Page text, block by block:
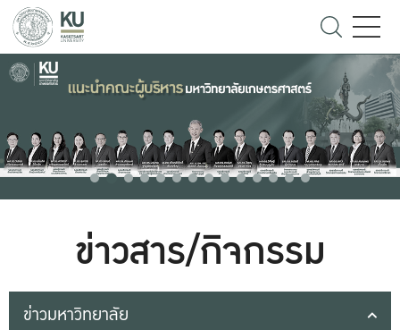
ข่าวสาร/กิจกรรม
ข่าวมหาวิทยาลัย